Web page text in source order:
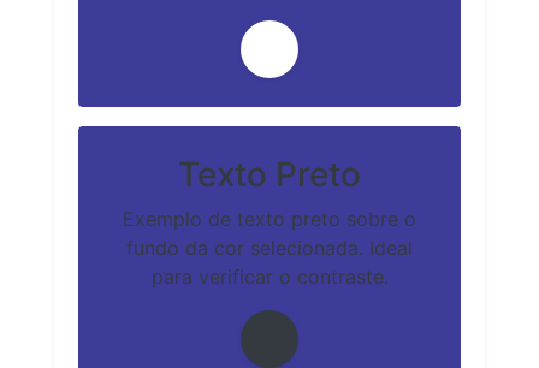
Texto Preto
Exemplo de texto preto sobre o
fundo da cor selecionada. Ideal
para verificar o contraste.